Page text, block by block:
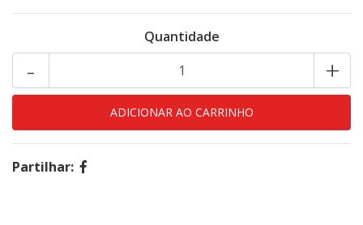
Quantidade
+
-
Partilhar: